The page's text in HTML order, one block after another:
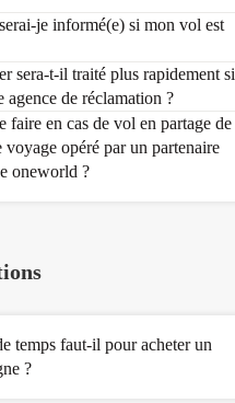
je informé(e) si mon vol est
sera-t-il traité plus rapidement si
agence de réclamation ?
faire en cas de vol en partage de
voyage opéré par un partenaire
oneworld ?
temps faut-il pour acheter un
?